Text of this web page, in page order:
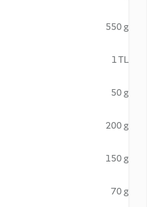
550 g
1 TL
50 g
200 g
150 g
70 g